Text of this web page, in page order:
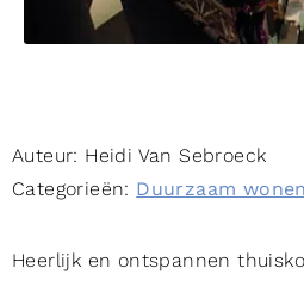
Auteur: Heidi Van Sebroeck
Categorieën: Duurzaam wonen
Heerlijk en ontspannen